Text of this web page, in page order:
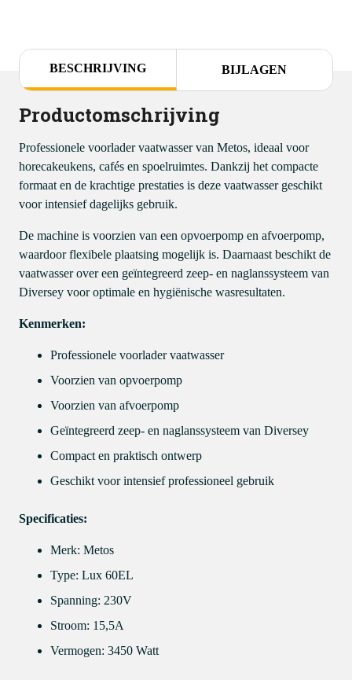
BESCHRIJVING BIJLAGEN
Productomschrijving
Professionele voorlader vaatwasser van Metos, ideaal voor
horecakeukens, cafés en spoelruimtes. Dankzij het compacte
formaat en de krachtige prestaties is deze vaatwasser geschikt
voor intensief dagelijks gebruik.
De machine is voorzien van een opvoerpomp en afvoerpomp,
waardoor flexibele plaatsing mogelijk is. Daarnaast beschikt de
vaatwasser over een geïntegreerd zeep- en naglanssysteem van
Diversey voor optimale en hygiënische wasresultaten.
Kenmerken:
Professionele voorlader vaatwasser
Voorzien van opvoerpomp
Voorzien van afvoerpomp
Geïntegreerd zeep- en naglanssysteem van Diversey
Compact en praktisch ontwerp
Geschikt voor intensief professioneel gebruik
Specificaties:
Merk: Metos
Type: Lux 60EL
Spanning: 230V
Stroom: 15,5A
Vermogen: 3450 Watt